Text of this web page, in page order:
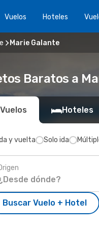
Vuelos Hoteles
Marie Galante
Baratos a
Vuelos Hoteles
y vuelta Solo ida
Buscar Vuelo + Hotel